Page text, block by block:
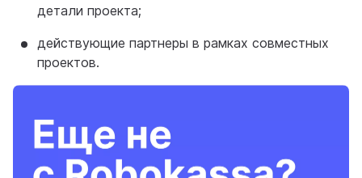
детали проекта;
действующие партнеры в рамках совместных
проектов.